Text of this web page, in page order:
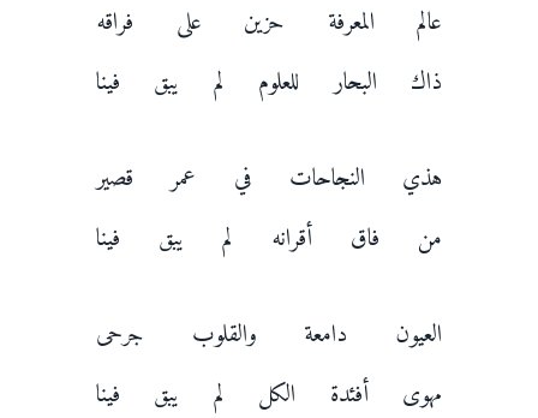
عالم المعرفة حزين على فراقه
ذاك البحار للعلوم لم يبق فينا
هذي النجاحات في عمر قصير
من فاق أقرانه لم يبق فينا
العيون دامعة والقلوب جرحى
مهوى أفئدة الكل لم يبق فينا